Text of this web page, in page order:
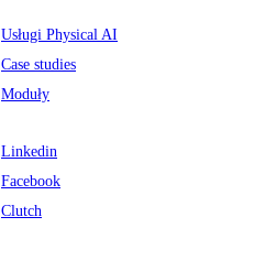
Usługi Physical AI
Case studies
Moduły
Linkedin
Facebook
Clutch